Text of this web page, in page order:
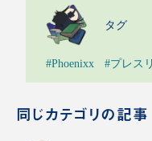
タグ
#Phoenixx #プレス
同じカテゴリの記事